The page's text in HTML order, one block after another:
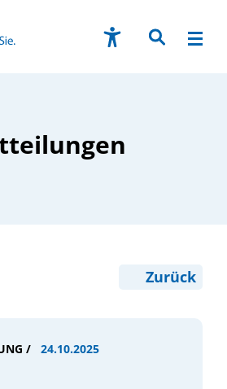
/ 24.10.2025
Zurück